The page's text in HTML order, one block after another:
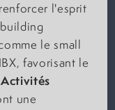
l'esprit
le small
favorisant le
Activités
une